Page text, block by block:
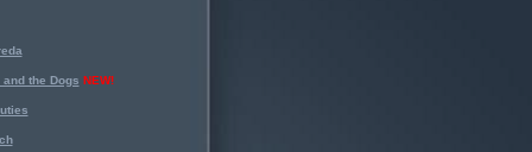
the Dogs NEW!